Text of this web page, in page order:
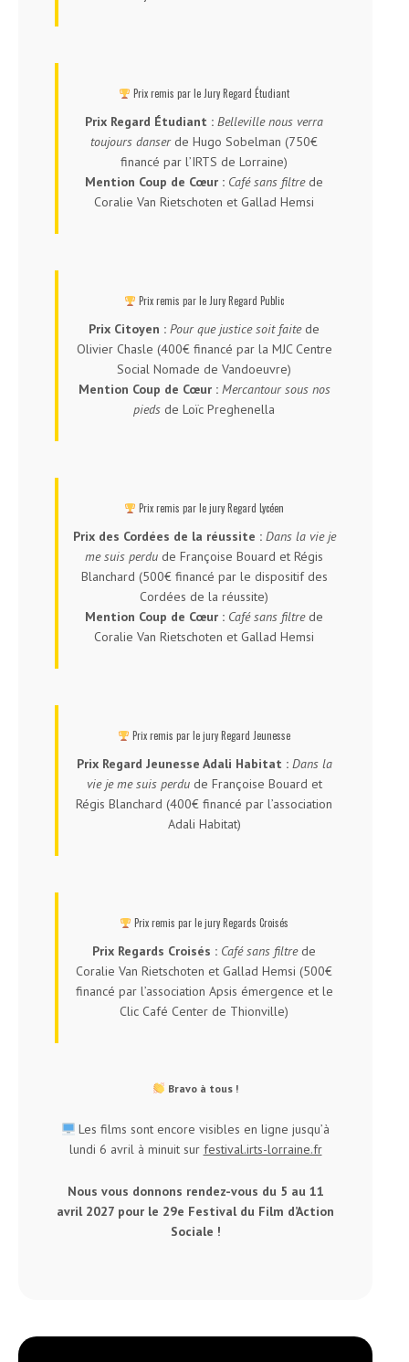
Prix remis par le Jury Regard Étudiant
Prix Regard Étudiant : Belleville nous verra
toujours danserde Hugo Sobelman (750€
financé par l’IRTS de Lorraine)
Mention Coup de Cœur : Café sans filtrede
Coralie Van Rietschoten et Gallad Hemsi
Prix remis par le Jury Regard Public
Prix Citoyen : Pour que justice soit faitede
Olivier Chasle (400€ financé par la MJC Centre
Social Nomade de Vandoeuvre)
Mention Coup de Cœur : Mercantour sous nos
pieds de Loïc Preghenella
Prix remis par le jury Regard Lycéen
Prix des Cordées de la réussite : Dans la vie je
me suis perdu de Françoise Bouard et Régis
Blanchard (500€ financé par le dispositif des
Cordées de la réussite)
Mention Coup de Cœur : Café sans filtrede
Coralie Van Rietschoten et Gallad Hemsi
Prix remis par le jury Regard Jeunesse
Prix Regard Jeunesse Adali Habitat : Dans la
vie je me suis perdude Françoise Bouard et
Régis Blanchard (400€ financé par l’association
Adali Habitat)
Prix remis par le jury Regards Croisés
Prix Regards Croisés : Café sans filtrede
Coralie Van Rietschoten et Gallad Hemsi (500€
financé par l’association Apsis émergence et le
Clic Café Center de Thionville)
Bravo à tous !
Les films sont encore visibles en ligne jusqu’à
lundi 6 avril à minuit sur festival.irts-lorraine.fr
Nous vous donnons rendez-vous du 5 au 11
avril 2027 pour le 29e Festival du Film d’Action
Sociale !